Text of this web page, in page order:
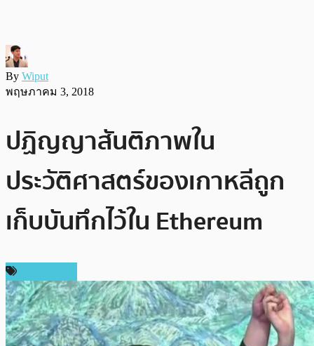
By Wiput
พฤษภาคม 3, 2018
ปฏิญญาสันติภาพใน
ประวัติศาสตร์ของเกาหลีถูก
เก็บบันทึกไว้ใน Ethereum